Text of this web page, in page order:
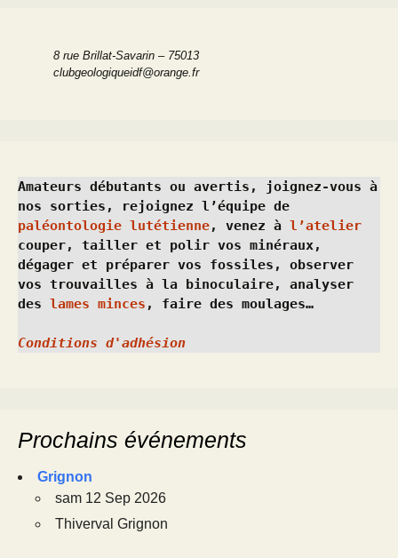
8 rue Brillat-Savarin – 75013
clubgeologiqueidf@orange.fr
Amateurs débutants ou avertis, joignez-vous à
paléontologie lutétienne, venez à l’atelier
couper, tailler et polir vos minéraux,
dégager et préparer vos fossiles, observer
vos trouvailles à la binoculaire, analyser
des lames minces , faire des moulages…
Conditions d'adhésion
Prochains événements
Grignon
sam 12 Sep 2026
Thiverval Grignon